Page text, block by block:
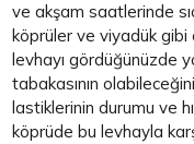
ve akşam saatlerinde
köprüler ve viyadük gibi
levhayı gördüğünüzde
tabakasının
lastiklerinin durumu ve
köprüde bu levhayla